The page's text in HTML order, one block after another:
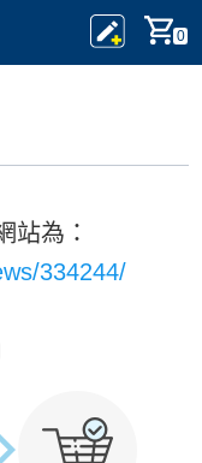
0
站為：
334244/